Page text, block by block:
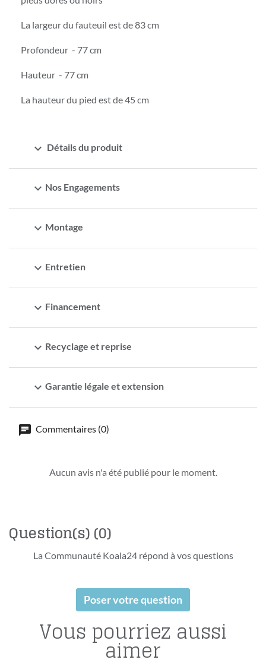
La largeur du fauteuil est de 83 cm
Profondeur - 77 cm
Hauteur - 77 cm
La hauteur du pied est de 45 cm
expand_more Détails du produit
expand_more Nos Engagements
expand_more Montage
expand_more Entretien
expand_more Financement
expand_more Recyclage et reprise
expand_more Garantie légale et extension
Commentaires (0)
Aucun avis n'a été publié pour le moment.
Question(s)(0)
La Communauté Koala24 répond à vos questions
Poser votre question
Vous pourriez aussi
aimer